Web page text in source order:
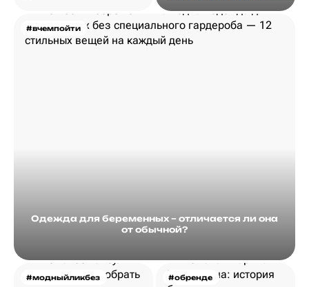
#вчемпойти
Одежда для беременных – отличается ли она
от обычной?
#модныйликбез #обренде